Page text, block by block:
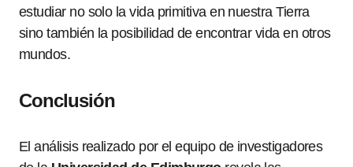
estudiar no solo la vida primitiva en nuestra Tierra
sino también la posibilidad de encontrar vida en otros
mundos.
Conclusión
El análisis realizado por el equipo de investigadores